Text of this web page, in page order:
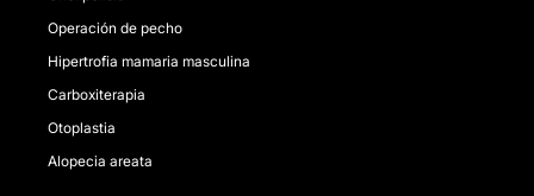
Operación de pecho
Hipertrofia mamaria masculina
Carboxiterapia
Otoplastia
Alopecia areata